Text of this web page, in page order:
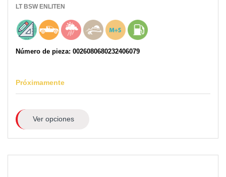
LT BSW ENLITEN
Número de pieza: 0026080680232406079
Próximamente
Ver opciones